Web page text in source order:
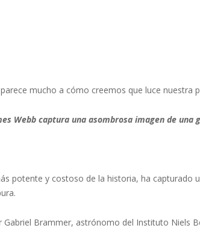
mucho a cómo creemos que luce nuestra
Webb captura una asombrosa imagen de una
potente y costoso de la historia, ha capturado
Brammer, astrónomo del Instituto Niels